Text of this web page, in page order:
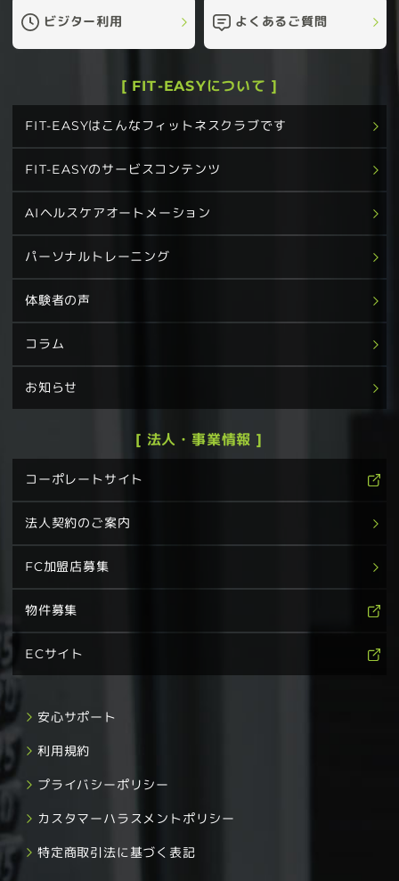
ビジター利用 よくあるご質問
[ FIT-EASYについて ]
FIT-EASYはこんなフィットネスクラブです
FIT-EASYのサービスコンテンツ
AIヘルスケアオートメーション
パーソナルトレーニング
体験者の声
コラム
お知らせ
[ 法人・事業情報 ]
コーポレートサイト
法人契約のご案内
FC加盟店募集
物件募集
ECサイト
安心サポート
利用規約
プライバシーポリシー
カスタマーハラスメントポリシー
特定商取引法に基づく表記